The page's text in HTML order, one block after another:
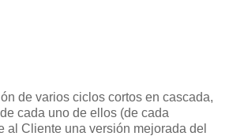
de varios ciclos cortos en cascada,
cada uno de ellos (de cada
al Cliente una versión mejorada del